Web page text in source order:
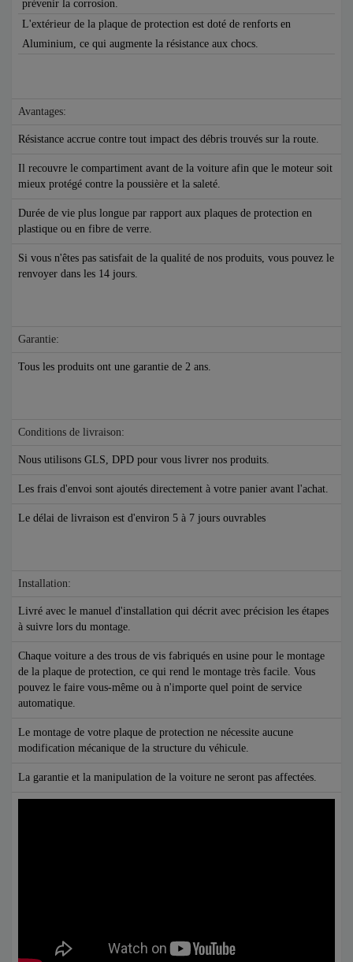
prévenir la corrosion.
L'extérieur de la plaque de protection est doté de renforts en
Aluminium, ce qui augmente la résistance aux chocs.
Avantages:
Résistance accrue contre tout impact des débris trouvés sur la route.
Il recouvre le compartiment avant de la voiture afin que le moteur soit
mieux protégé contre la poussière et la saleté.
Durée de vie plus longue par rapport aux plaques de protection en
plastique ou en fibre de verre.
Si vous n'êtes pas satisfait de la qualité de nos produits, vous pouvez le
renvoyer dans les 14 jours.
Garantie:
Tous les produits ont une garantie de 2 ans.
Conditions de livraison:
Nous utilisons GLS, DPD pour vous livrer nos produits.
Les frais d'envoi sont ajoutés directement à votre panier avant l'achat.
Le délai de livraison est d'environ 5 à 7 jours ouvrables
Installation:
Livré avec le manuel d'installation qui décrit avec précision les étapes
à suivre lors du montage.
Chaque voiture a des trous de vis fabriqués en usine pour le montage
de la plaque de protection, ce qui rend le montage très facile. Vous
pouvez le faire vous-même ou à n'importe quel point de service
automatique.
Le montage de votre plaque de protection ne nécessite aucune
modification mécanique de la structure du véhicule.
La garantie et la manipulation de la voiture ne seront pas affectées.